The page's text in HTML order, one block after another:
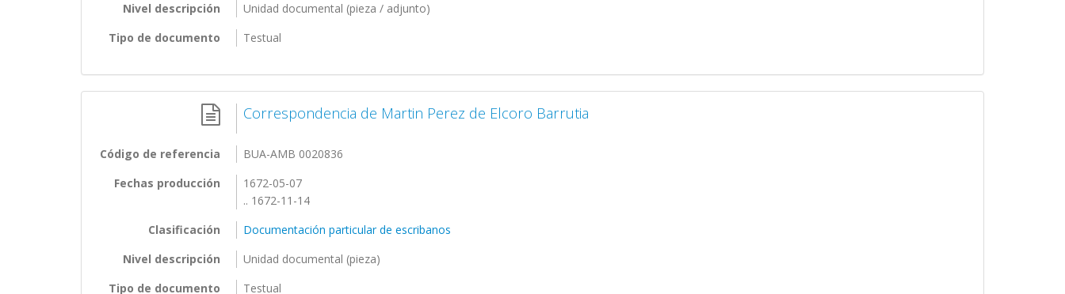
Nivel descripción
Unidad documental (pieza / adjunto)
Tipo de documento
Testual
Correspondencia de Martin Perez de Elcoro Barrutia
Código de referencia
BUA-AMB 0020836
Fechas producción
1672-05-07
.. 1672-11-14
Clasificación
Documentación particular de escribanos
Nivel descripción
Unidad documental (pieza)
Tipo de documento
Testual